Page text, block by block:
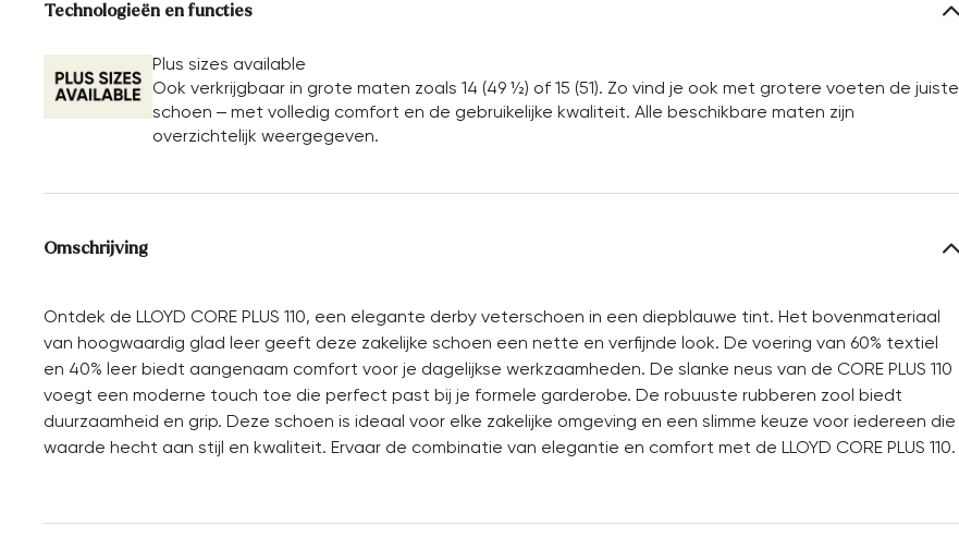
Technologieën en functies
Plus sizes available
Ook verkrijgbaar in grote maten zoals 14 (49 ½) of 15 (51). Zo vind je ook met grotere voeten de juiste
schoen – met volledig comfort en de gebruikelijke kwaliteit. Alle beschikbare maten zijn
overzichtelijk weergegeven.
Omschrijving
Ontdek de LLOYD CORE PLUS 110, een elegante derby veterschoen in een diepblauwe tint. Het bovenmateriaal
van hoogwaardig glad leer geeft deze zakelijke schoen een nette en verfijnde look. De voering van 60% textiel
en 40% leer biedt aangenaam comfort voor je dagelijkse werkzaamheden. De slanke neus van de CORE PLUS 110
voegt een moderne touch toe die perfect past bij je formele garderobe. De robuuste rubberen zool biedt
duurzaamheid en grip. Deze schoen is ideaal voor elke zakelijke omgeving en een slimme keuze voor iedereen die
waarde hecht aan stijl en kwaliteit. Ervaar de combinatie van elegantie en comfort met de LLOYD CORE PLUS 110.